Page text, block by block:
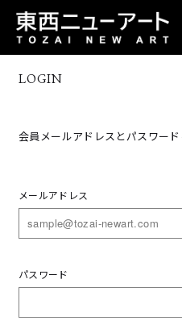
LOGIN
会員メールアドレスとパスワー
メールアドレス
パスワード